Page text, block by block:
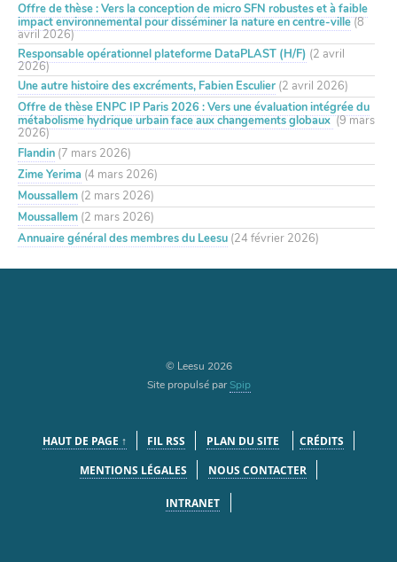
Offre de thèse : Vers la conception de micro SFN robustes et à faible
impact environnemental pour disséminer la nature en centre-ville (8
avril 2026)
Responsable opérationnel plateforme DataPLAST (H/F) (2 avril
2026)
Une autre histoire des excréments, Fabien Esculier (2 avril 2026)
Offre de thèse ENPC IP Paris 2026 : Vers une évaluation intégrée du
métabolisme hydrique urbain face aux changements globaux (9 mars
2026)
Flandin (7 mars 2026)
Zime Yerima (4 mars 2026)
Moussallem (2 mars 2026)
Moussallem (2 mars 2026)
Annuaire général des membres du Leesu (24 février 2026)
© Leesu 2026
Site propulsé parSpip
HAUT DE PAGE ↑ FIL RSS PLAN DU SITE
CRÉDITS
MENTIONS LÉGALES
NOUS CONTACTER
INTRANET